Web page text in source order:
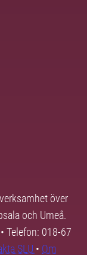
över
och Umeå.
Telefon: 018-67
SLU • Om